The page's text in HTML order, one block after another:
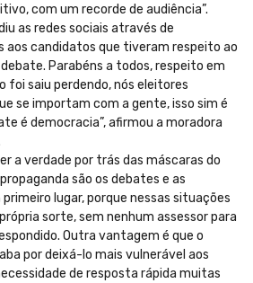
com um recorde de audiência”.
as redes sociais através de
aos candidatos que tiveram respeito ao
Parabéns a todos, respeito em
foi saiu perdendo, nós eleitores
se importam com a gente, isso sim é
é democracia”, afirmou a moradora
a verdade por trás das máscaras do
são os debates e as
lugar, porque nessas situações
sorte, sem nenhum assessor para
Outra vantagem é que o
por deixá-lo mais vulnerável aos
de resposta rápida muitas